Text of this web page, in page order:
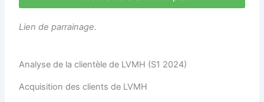
Lien de parrainage.
Analyse de la clientèle de LVMH (S1 2024)
Acquisition des clients de LVMH